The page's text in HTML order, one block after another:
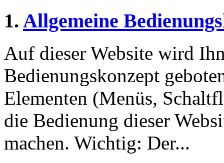
1. Allgemeine
Auf dieser Website wird
Bedienungskonzept
Elementen (Menüs,
die Bedienung dieser
machen. Wichtig: Der...